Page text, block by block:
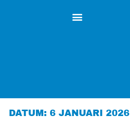
DATUM: 6 JANUARI 2026